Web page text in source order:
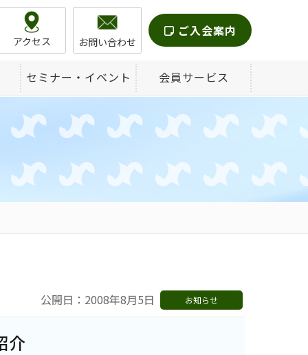
アクセス お問い合わせ
ご入会案内
セミナー・イベント 会員サービス
公開日：2008年8月5日 お知らせ
介